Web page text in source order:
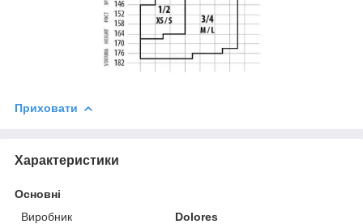
Приховати
Характеристики
Основні
Виробник
Dolores